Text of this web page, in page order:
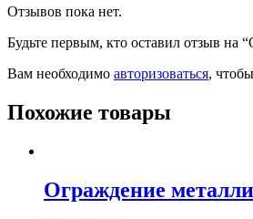
Отзывов пока нет.
Будьте первым, кто оставил отзыв на
Вам необходимо авторизоваться,
Похожие товары
Ограждение